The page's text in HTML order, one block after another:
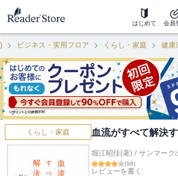
はじめて 会員
ビジネス・実用フロア くらし・家庭 健康
くらし・家庭 血流がすべて解決
堀江昭佳(著) / サンマーク
(98)
レビューを書く